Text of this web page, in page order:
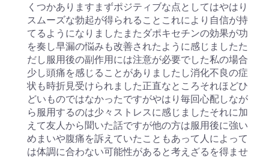
くつかありますまずポジティブな点としてはやはり
スムーズな勃起が得られることこれにより自信が持
てるようになりましたまたダポキセチンの効果が功
を奏し早漏の悩みも改善されたように感じましたた
だし服用後の副作用には注意が必要でした私の場合
少し頭痛を感じることがありましたし消化不良の症
状も時折見受けられました正直なところそれほどひ
どいものではなかったですがやはり毎回心配しなが
ら服用するのは少々ストレスに感じましたそれに加
えて友人から聞いた話ですが他の方は服用後に強い
めまいや腹痛を訴えていたこともあって人によって
は体調に合わない可能性があると考えざるを得ませ